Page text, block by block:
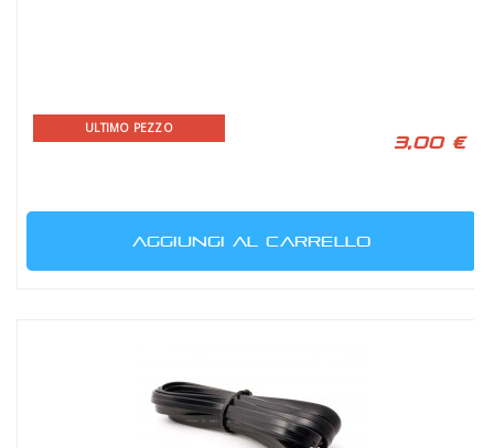
ULTIMO PEZZO
3,00 €
AGGIUNGI AL CARRELLO